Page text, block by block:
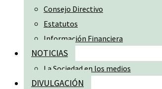
Consejo Directivo
Estatutos
Información Financiera
NOTICIAS
La Sociedad en los medios
DIVULGACIÓN